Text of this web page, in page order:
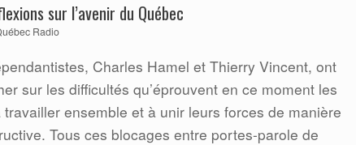
sur l’avenir du Québec
Radio
Charles Hamel et Thierry Vincent, ont
sur les difficultés qu’éprouvent en ce moment les
ensemble et à unir leurs forces de manière
Tous ces blocages entre portes-parole de